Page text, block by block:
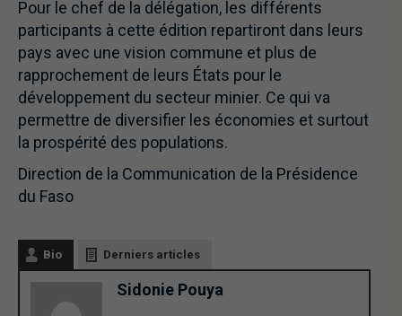
Pour le chef de la délégation, les différents
participants à cette édition repartiront dans leurs
pays avec une vision commune et plus de
rapprochement de leurs États pour le
développement du secteur minier. Ce qui va
permettre de diversifier les économies et surtout
la prospérité des populations.
Direction de la Communication de la Présidence
du Faso
Bio Derniers articles
Sidonie Pouya